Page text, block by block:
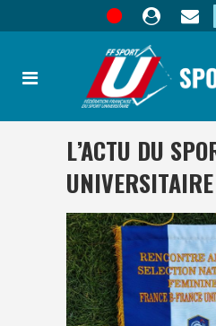
L’ACTU DU
UNIVERSITAIRE